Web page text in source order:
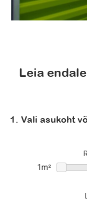
Leia
1. Vali asukoht